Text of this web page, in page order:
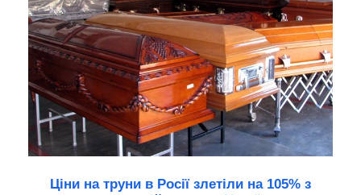
Ціни на труни в Росії злетіли на 105% з